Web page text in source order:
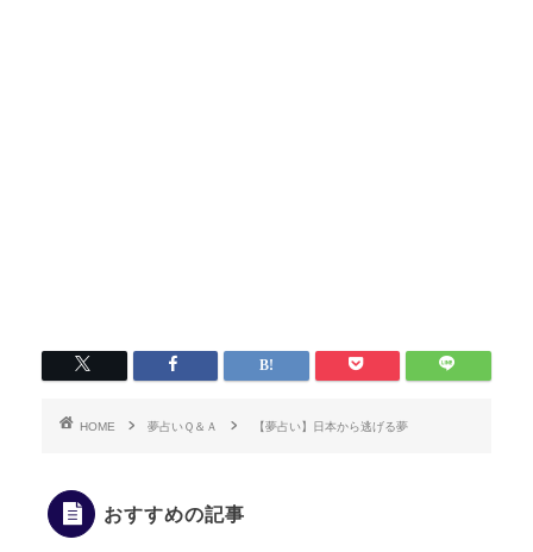
HOME 夢占いＱ＆Ａ 【夢占い】日本から逃げる夢
おすすめの記事